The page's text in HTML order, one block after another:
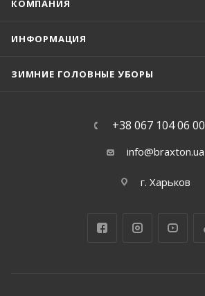
КОМПАНИЯ
ИНФОРМАЦИЯ
ЗИМНИЕ ГОЛОВНЫЕ УБОРЫ
+38 067 104 06 00
info@braxton.ua
г. Харьков